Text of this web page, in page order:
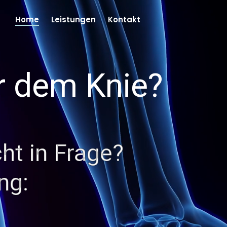
Home Leistungen Kontakt
Knie?
in Frage?